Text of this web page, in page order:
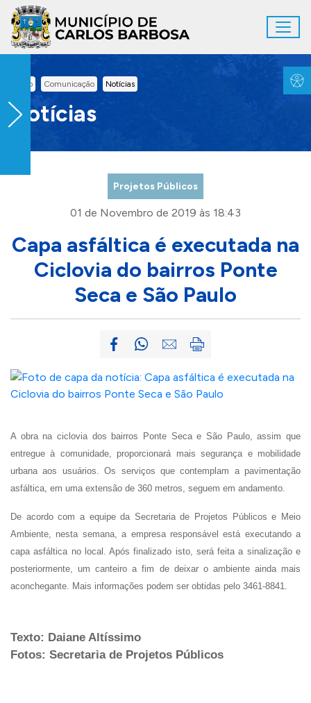
Ir para conteúdo principal
Inicio Comunicação Notícias
Notícias
Projetos Públicos
01 de Novembro de 2019 às 18:43
Capa asfáltica é executada na
Ciclovia do bairros Ponte
Seca e São Paulo
A obra na ciclovia dos bairros Ponte Seca e São Paulo, assim que
entregue à comunidade, proporcionará mais segurança e mobilidade
urbana aos usuários. Os serviços que contemplam a pavimentação
asfáltica, em uma extensão de 360 metros, seguem em andamento.
De acordo com a equipe da Secretaria de Projetos Públicos e Meio
Ambiente, nesta semana, a empresa responsável está executando a
capa asfáltica no local. Após finalizado isto, será feita a sinalização e
posteriormente, um canteiro a fim de deixar o ambiente ainda mais
aconchegante. Mais informações podem ser obtidas pelo 3461-8841.
Texto: Daiane Altíssimo
Fotos: Secretaria de Projetos Públicos